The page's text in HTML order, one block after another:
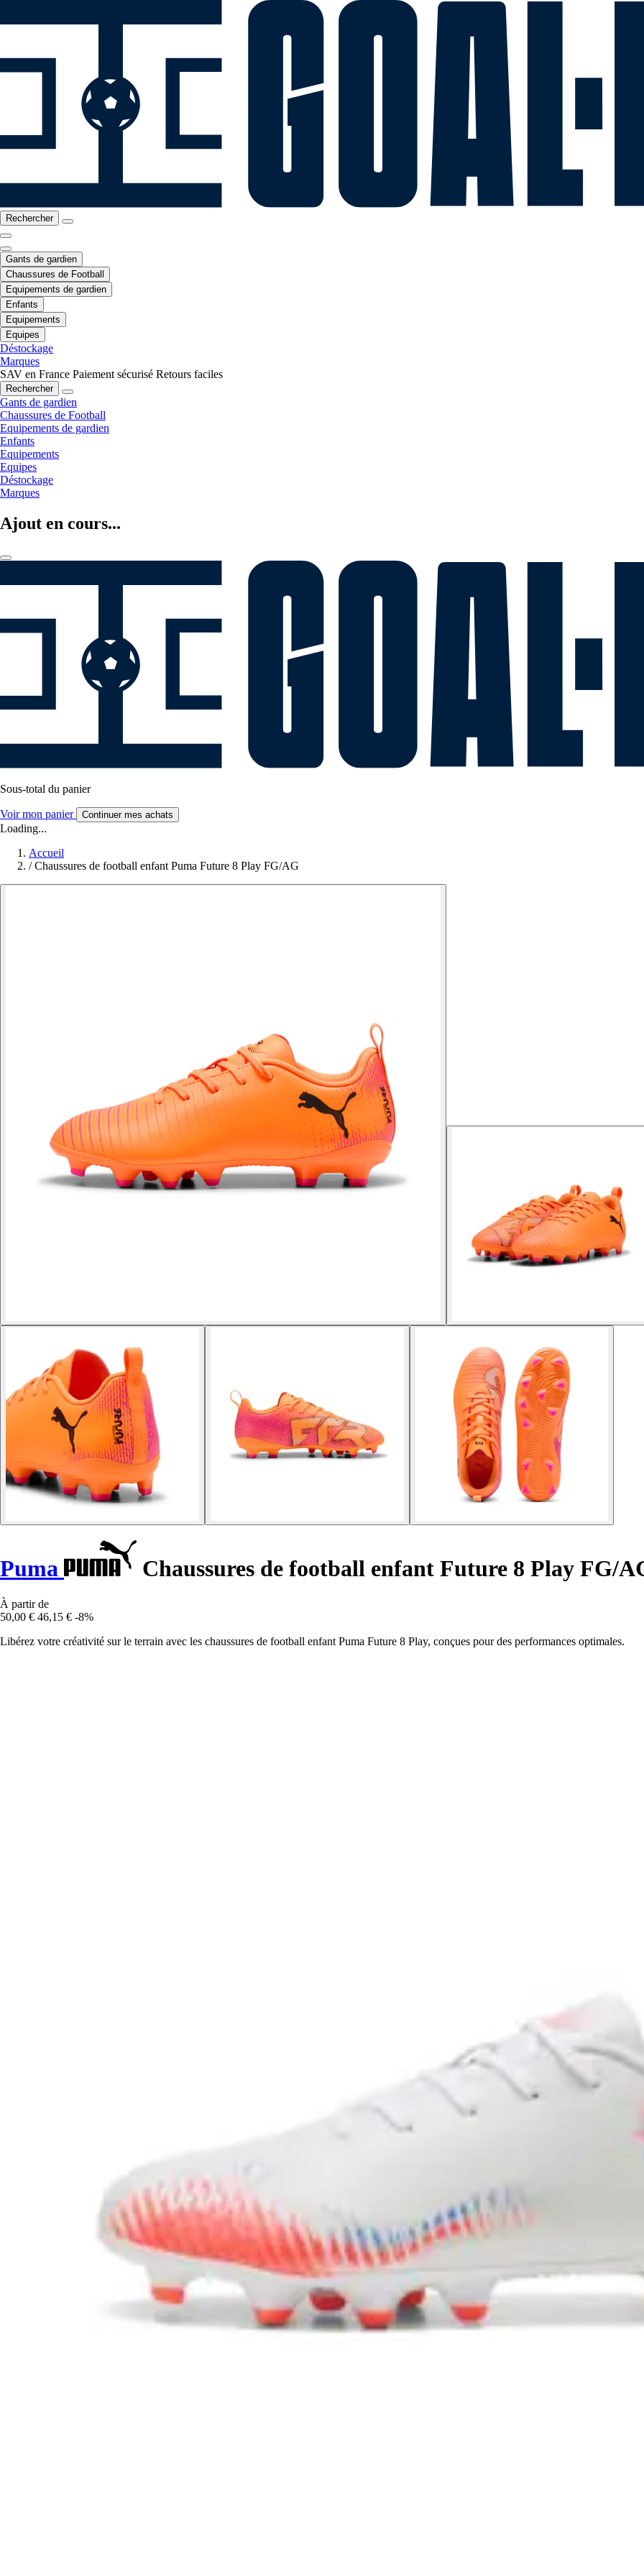
Rechercher
Gants de gardien
Chaussures de Football
Equipements de gardien
Enfants
Equipements
Equipes
Déstockage
Marques
SAV en France Paiement sécurisé Retours faciles
Rechercher
Gants de gardien
Chaussures de Football
Equipements de gardien
Enfants
Equipements
Equipes
Déstockage
Marques
Ajout en cours...
Sous-total du panier
Voir mon panier Continuer mes achats
Loading...
Accueil
/ Chaussures de football enfant Puma Future 8 Play FG/AG
Puma Chaussures de football enfant Future 8 Play FG/
À partir de
50,00 € 46,15 € -8%
Libérez votre créativité sur le terrain avec les chaussures de football enfant Puma Future 8 Play, conçues pour des performances optimales.